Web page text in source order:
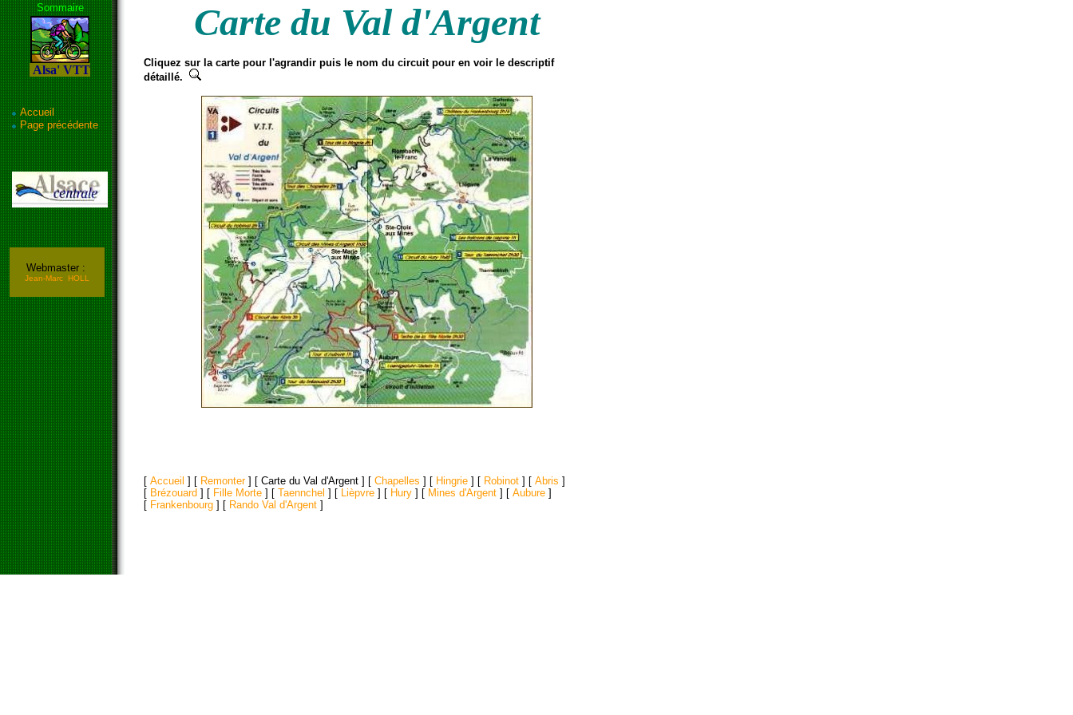
Sommaire
Alsa' VTT
Accueil
Page précédente
Webmaster :
Jean-Marc HOLL
Carte du Val d'Argent
Cliquez sur la carte pour l'agrandir puis le nom du circuit pour en voir le descriptif
détaillé.
[ Accueil ] [ Remonter] [ Carte du Val d'Argent ] [ Chapelles ] [ Hingrie ] [ Robinot ] [ Abris ]
[ Brézouard ] [ Fille Morte ] [ Taennchel ] [ Lièpvre ] [ Hury ] [ Mines d'Argent ] [ Aubure ]
[ Frankenbourg ] [ Rando Val d'Argent ]